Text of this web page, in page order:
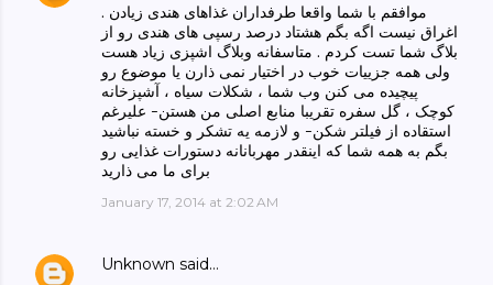
موافقم با شما واقعا طرفداران غذاهای هندی زیادن .
اغراق نیست اگه بگم هشتاد درصد رسپی های هندی رو از
بلاگ شما تست کردم . متاسفانه وبلاگ اشپزی زیاد هست
ولی همه جزییات خوب در اختیار نمی ذارن یا موضوع رو
پیچیده می کنن وب شما ، شکلات سیاه ، آشپزخانه
کوچک ، گل سفره تقریبا منابع اصلی من هستن- علیرغم
استقاده از فیلتر شکن- و لازمه یه تشکر و خسته نباشید
بگم به همه شما که اینقدر مهربانانه دستورات غذایی رو
برای ما می ذارید
January 17, 2014 at 2:02 AM
Unknown said…